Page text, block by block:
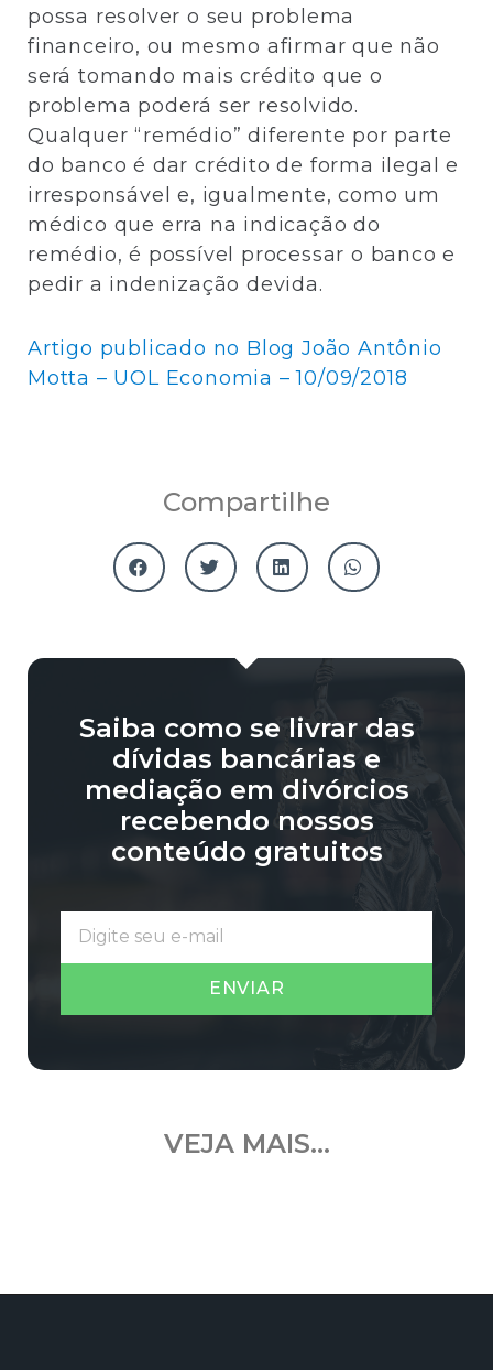
possa resolver o seu problema
financeiro, ou mesmo afirmar que não
será tomando mais crédito que o
problema poderá ser resolvido.
Qualquer “remédio” diferente por parte
do banco é dar crédito de forma ilegal e
irresponsável e, igualmente, como um
médico que erra na indicação do
remédio, é possível processar o banco e
pedir a indenização devida.
Artigo publicado no Blog João Antônio
Motta – UOL Economia – 10/09/2018
Compartilhe
Saiba como se livrar das
dívidas bancárias e
mediação em divórcios
recebendo nossos
conteúdo gratuitos
ENVIAR
VEJA MAIS...